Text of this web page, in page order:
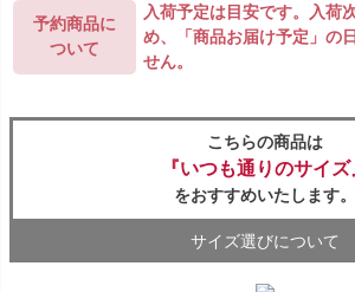
予約商品に
ついて
入荷予定は目安です。入荷
め、「商品お届け予定」の
せん。
こちらの商品は
『いつも通りのサイズ
をおすすめいたします。
サイズ選びについて